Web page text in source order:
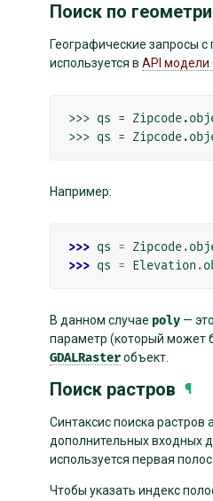
Поиск по
Географические запросы
используется в API модели
>>> qs =
Например:
>>> qs = Zipcode.
>>> qs = Elevation .
В данном случае poly —
параметр (который может
GDALRasterобъект.
Поиск растров ¶
Синтаксис поиска растров
дополнительных входных
используется первая
Чтобы указать индекс